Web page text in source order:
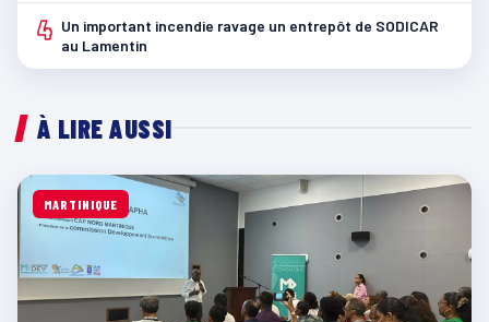
4 Un important incendie ravage un entrepôt de SODICAR
au Lamentin
À LIRE AUSSI
MARTINIQUE